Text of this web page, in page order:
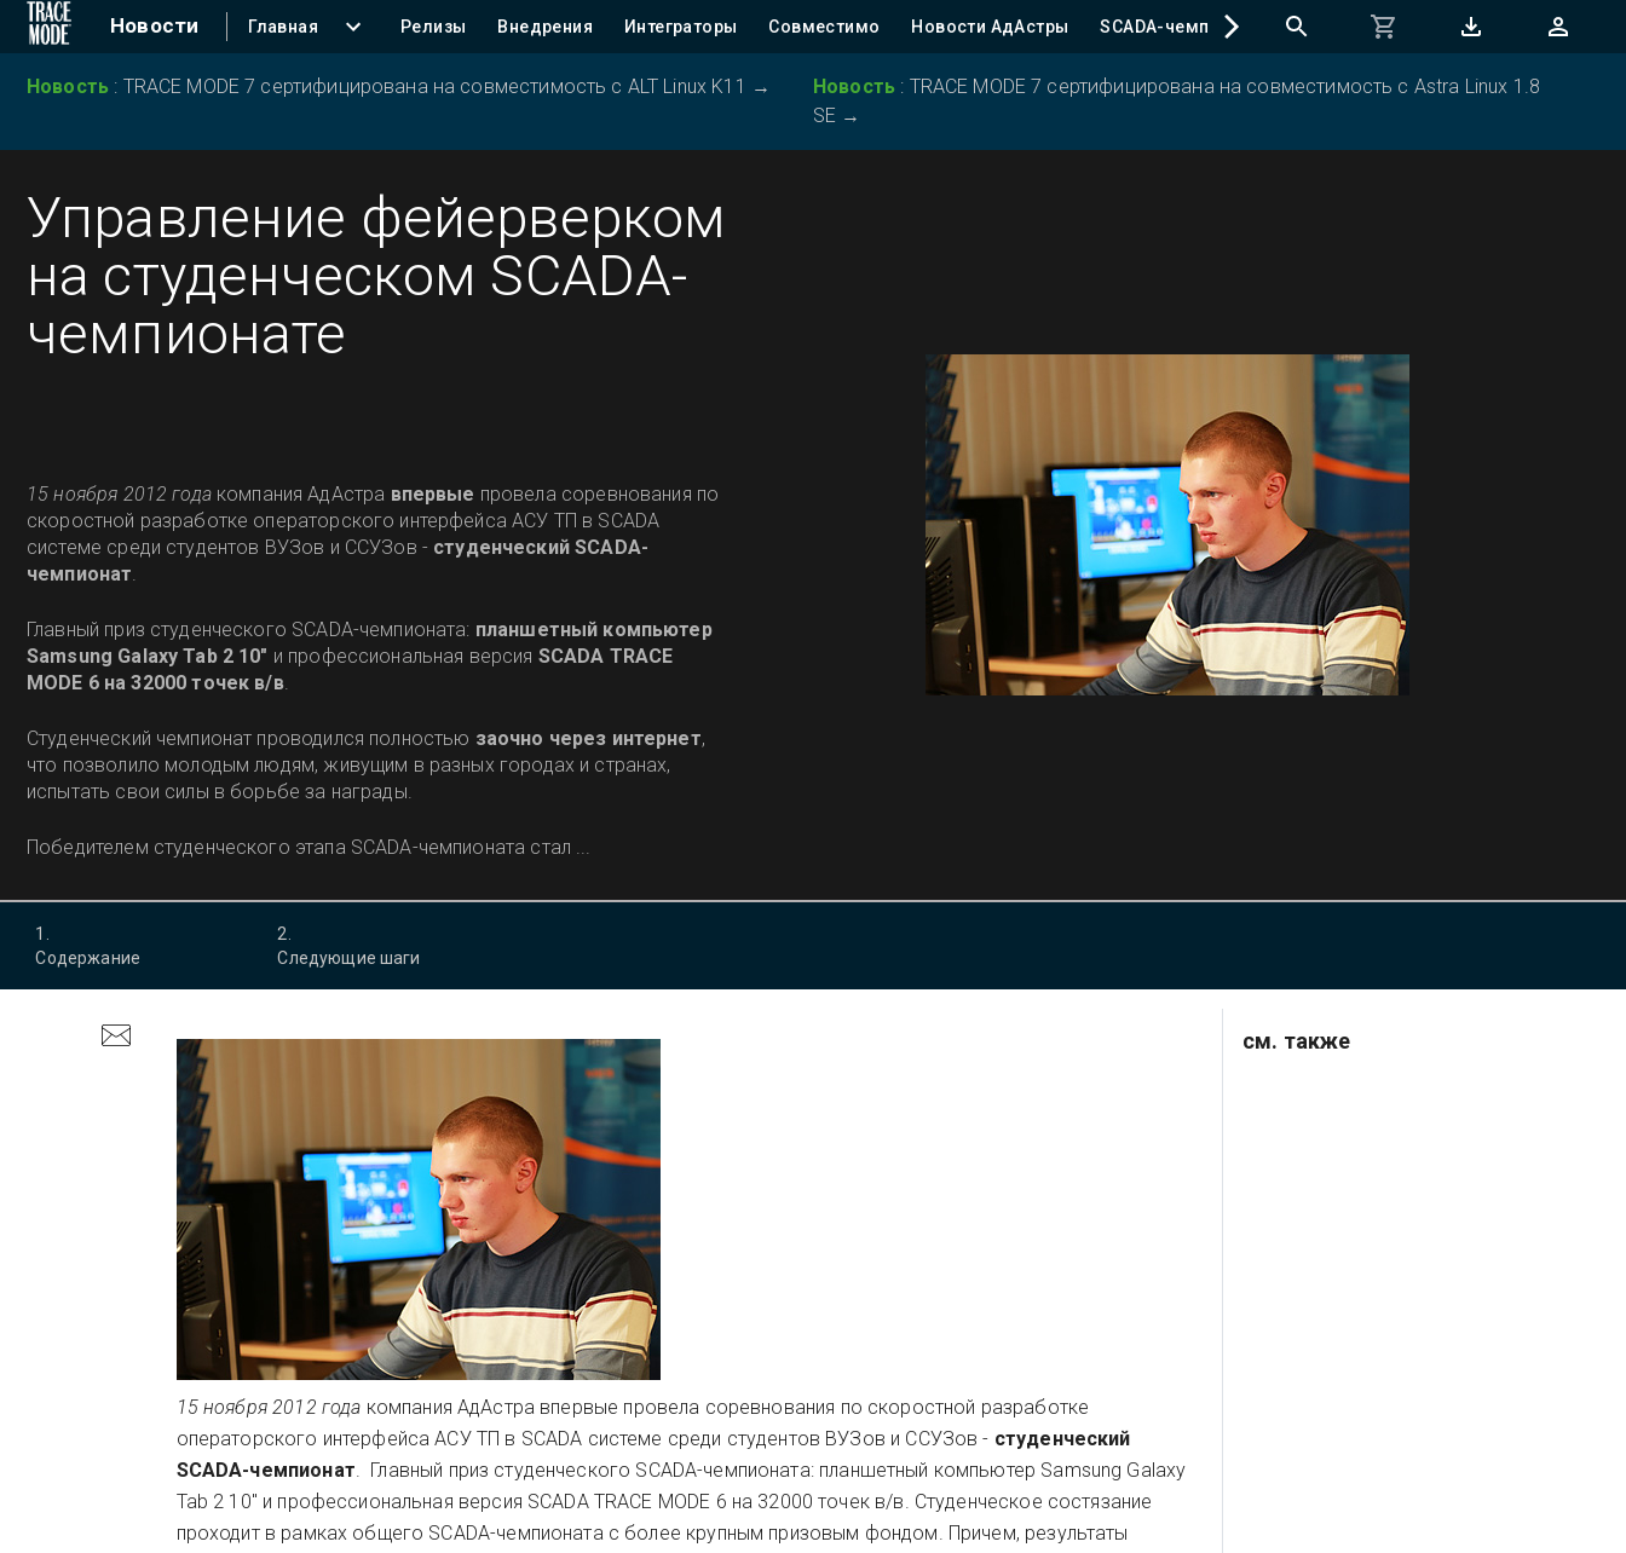
Новости Главная Релизы Внедрения Интеграторы Совместимо Новости АдАстры SCADA-чемпионат
Новость : TRACE MODE 7 сертифицирована на совместимость с ALT Linux K11 → Новость : TRACE MODE 7 сертифицирована на совместимость с Astra Linux 1.8
SE →
Управление фейерверком
на студенческом SCADA-
чемпионате
15 ноября 2012 годакомпания АдАстра впервые провела соревнования по
скоростной разработке операторского интерфейса АСУ ТП в SCADA
системе среди студентов ВУЗов и ССУЗов - студенческий SCADA-
чемпионат
Главный приз студенческого SCADA-чемпионата: планшетный компьютер
Samsung Galaxy Tab 2 10" и профессиональная версия SCADA TRACE
MODE 6 на 32000 точек в/в.
Студенческий чемпионат проводился полностью заочно через интернет,
что позволило молодым людям, живущим в разных городах и странах,
испытать свои силы в борьбе за награды.
Победителем студенческого этапа SCADA-чемпионата стал ...
1
Содержание
2
Следующие шаги
15 ноября 2012 года компания АдАстра впервые провела соревнования по скоростной разработке
операторского интерфейса АСУ ТП в SCADA системе среди студентов ВУЗов и ССУЗов - студенческий
SCADA-чемпионат . Главный приз студенческого SCADA-чемпионата: планшетный компьютер Samsung Galaxy
Tab 2 10" и профессиональная версия SCADA TRACE MODE 6 на 32000 точек в/в. Студенческое состязание
проходит в рамках общего SCADA-чемпионата с более крупным призовым фондом. Причем, результаты
см. также